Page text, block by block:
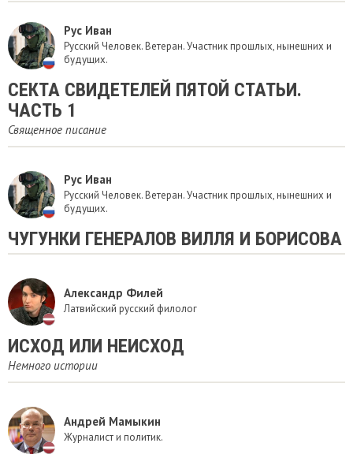
Рус Иван
Русский Человек. Ветеран. Участник прошлых, нынешних и
будущих.
​СЕКТА СВИДЕТЕЛЕЙ ПЯТОЙ СТАТЬИ.
ЧАСТЬ 1
Священное писание
Рус Иван
Русский Человек. Ветеран. Участник прошлых, нынешних и
будущих.
ЧУГУНКИ ГЕНЕРАЛОВ ВИЛЛЯ И БОРИСОВА
Александр Филей
Латвийский русский филолог
​ИСХОД ИЛИ НЕИСХОД
Немного истории
Андрей Мамыкин
Журналист и политик.